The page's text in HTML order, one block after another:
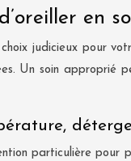
en
judicieux pour
Un soin approprié
particulière